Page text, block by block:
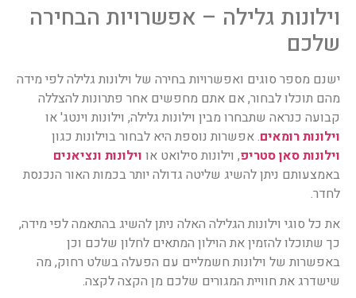
וילונות גלילה – אפשרויות הבחירה
שלכם
ישנם מספר סוגים ואפשרויות בחירה של וילונות גלילה לפי מידה
מהם תוכלו לבחור, אם אתם מחפשים אחר פתרונות להצללה
קבועה כנראה שתבחרו מבין וילונות גלילה, וילונות וינטג' או
וילונות רומאים. אפשרות נוספת היא לבחור בוילונות כגון
וילונות סאן סטריפ, וילונות סילואט או וילונות ונציאנים
באמצעותם ניתן להשיג שליטה גדולה יותר בכמות האור הנכנסת
לחדר.
את כל סוגי וילונות הגלילה האלה ניתן להשיג בהתאמה לפי מידה,
כך שתוכלו להזמין את הוילון המתאים לחלון שלכם וכן
באפשרות של וילונות חשמליים עם הפעלה בשלט רחוק, מה
שישדרג את חוויית המגורים שלכם מן הקצה לקצה.